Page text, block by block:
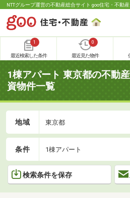
NTTグループ運営の不動産総合サイト goo住宅・不動産
1
最近検索した条件
0
最近見た物件
1棟アパート 東京都の不動
資物件一覧
地域 東京都
条件 1棟アパート
検索条件を保存